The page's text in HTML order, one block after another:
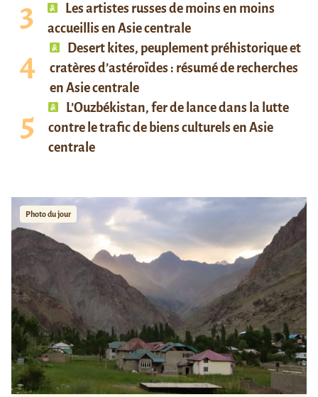
Les artistes russes de moins en moins
accueillis en Asie centrale
Desert kites, peuplement préhistorique et
cratères d’astéroïdes : résumé de recherches
en Asie centrale
L’Ouzbékistan, fer de lance dans la lutte
contre le trafic de biens culturels en Asie
centrale
Photo du jour